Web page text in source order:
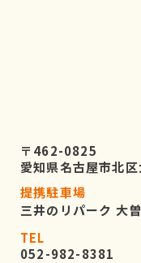
〒462-0825
愛知県名古屋市北
提携駐車場
三井のリパーク 大
TEL
052-982-8381